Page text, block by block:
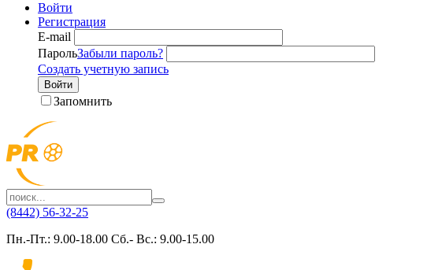
Войти
Регистрация
E-mail
ПарольЗабыли пароль?
Создать учетную запись
Войти
Запомнить
(8442) 56-32-25
Пн.-Пт.: 9.00-18.00 Сб.- Вс.: 9.00-15.00